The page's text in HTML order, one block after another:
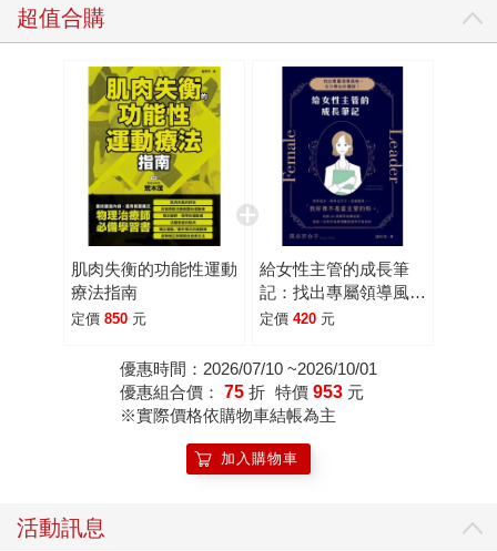
超值合購
肌肉失衡的功能性運動
療法指南
定價 850 元
給女性主管的成長筆
記：找出專屬領導風
格，女力帶出好團隊！
定價 420 元
優惠時間：2026/07/10 ~2026/10/01
優惠組合價： 75 折 特價 953 元
※實際價格依購物車結帳為主
加入購物車
活動訊息